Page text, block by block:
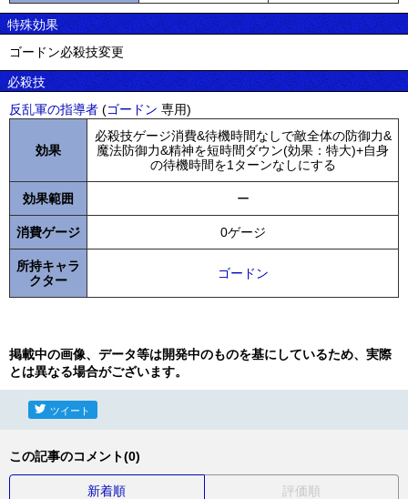
特殊効果
ゴードン必殺技変更
必殺技
反乱軍の指導者 (ゴードン 専用)
効果
必殺技ゲージ消費&待機時間なしで敵全体の防御力&
魔法防御力&精神を短時間ダウン(効果：特大)+自身
の待機時間を1ターンなしにする
効果範囲 ー
消費ゲージ 0ゲージ
所持キャラ
クター
ゴードン
掲載中の画像、データ等は開発中のものを基にしているため、実際
とは異なる場合がございます。
ツイート
この記事のコメント(0)
新着順 評価順